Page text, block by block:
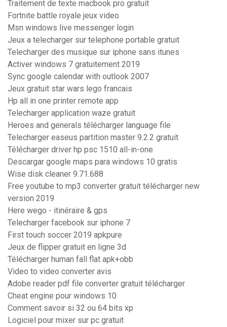
Traitement de texte macbook pro gratuit
Fortnite battle royale jeux video
Msn windows live messenger login
Jeux a telecharger sur telephone portable gratuit
Telecharger des musique sur iphone sans itunes
Activer windows 7 gratuitement 2019
Sync google calendar with outlook 2007
Jeux gratuit star wars lego francais
Hp all in one printer remote app
Telecharger application waze gratuit
Heroes and generals télécharger language file
Telecharger easeus partition master 9.2.2 gratuit
Télécharger driver hp psc 1510 all-in-one
Descargar google maps para windows 10 gratis
Wise disk cleaner 9.71.688
Free youtube to mp3 converter gratuit télécharger new
version 2019
Here wego - itinéraire & gps
Telecharger facebook sur iphone 7
First touch soccer 2019 apkpure
Jeux de flipper gratuit en ligne 3d
Télécharger human fall flat apk+obb
Video to video converter avis
Adobe reader pdf file converter gratuit télécharger
Cheat engine pour windows 10
Comment savoir si 32 ou 64 bits xp
Logiciel pour mixer sur pc gratuit